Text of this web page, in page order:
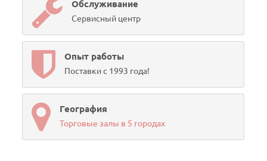
Обслуживание
Сервисный центр
Опыт работы
Поставки с 1993 года!
География
Торговые залы в 5 городах